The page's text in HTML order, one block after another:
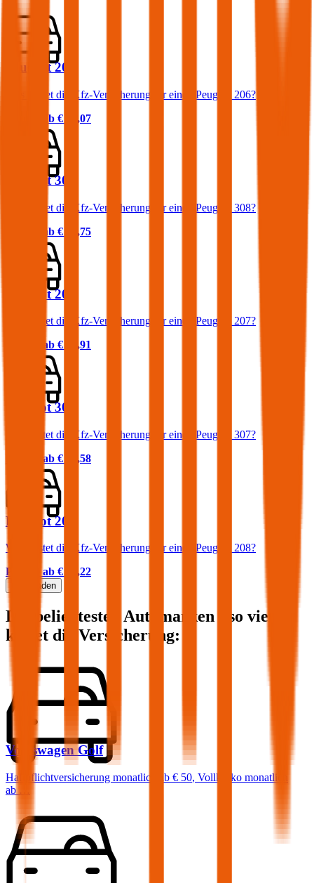
Peugeot 206
Was kostet die Kfz-Versicherung für einen Peugeot 206?
Prämie ab € 31,07
Peugeot 308
Was kostet die Kfz-Versicherung für einen Peugeot 308?
Prämie ab € 35,75
Peugeot 207
Was kostet die Kfz-Versicherung für einen Peugeot 207?
Prämie ab € 36,91
Peugeot 307
Was kostet die Kfz-Versicherung für einen Peugeot 307?
Prämie ab € 46,58
Peugeot 208
Was kostet die Kfz-Versicherung für einen Peugeot 208?
Prämie ab € 27,22
Mehr laden
Die beliebtesten Automarken - so viel
kostet die Versicherung:
Volkswagen Golf
Haftpflichtversicherung monatlich ab € 50, Vollkasko monatlich
ab …